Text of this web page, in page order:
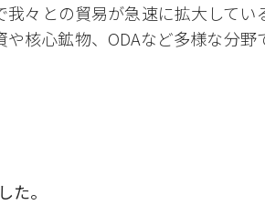
々との貿易が急速に拡大してい
核心鉱物、ODAなど多様な分
た。